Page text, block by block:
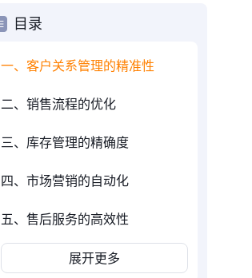
目录
一、客户关系管理的精准性
二、销售流程的优化
三、库存管理的精确度
四、市场营销的自动化
五、售后服务的高效性
展开更多